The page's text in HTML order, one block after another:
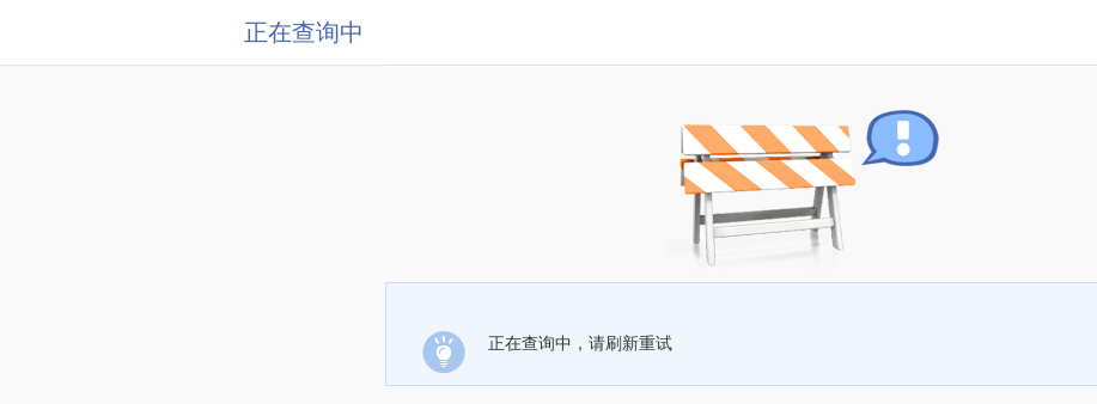
正在查询中
正在查询中，请刷新重试